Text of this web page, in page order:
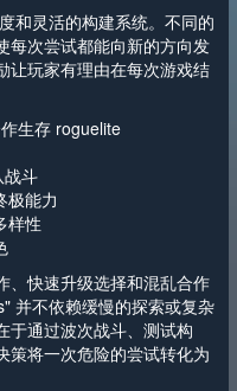
和灵活的构建系统。不同的
每次尝试都能向新的方向发
让玩家有理由在每次游戏结
生存 roguelite
战斗
极能力
样性
、快速升级选择和混乱合作
并不依赖缓慢的探索或复杂
于通过波次战斗、测试构
策将一次危险的尝试转化为